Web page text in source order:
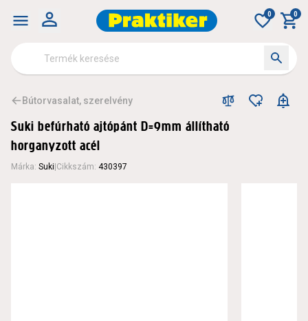
0 0
Bútorvasalat, szerelvény
Suki befúrható ajtópánt D=9mm állítható
horganyzott acél
Márka: Suki Cikkszám: 430397